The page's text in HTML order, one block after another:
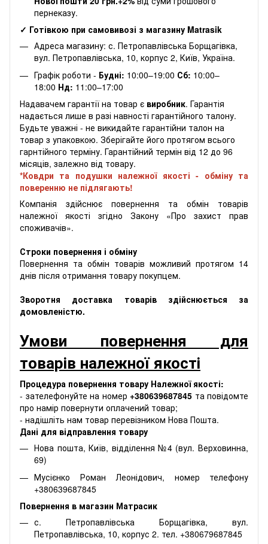
пернеказу.
✓ Готівкою при самовивозі з магазину Matrasik
Адреса магазину: с. Петропавлівська Борщагівка,
вул. Петропавлівська, 10, корпус 2, Київ, Україна.
Графік роботи - Будні: 10:00–19:00 Сб: 10:00–
18:00 Нд: 11:00–17:00
Надавачем гарантії на товар є виробник. Гарантія
надається лише в разі навності гарантійного талону.
Будьте уважні - не викидайте гарантійни талон на
товар з упаковкою. Зберігайте його протягом всього
гарнтійного терміну. Гарантійний термін від 12 до 96
місяців, залежно від товару.
*Ковдри та подушки належної якості - обміну та
поверенню не підлягають!
Компанія здійснює повернення та обмін товарів
належної якості згідно Закону «Про захист прав
споживачів».
Строки повернення і обміну
Повернення та обмін товарів можливий протягом 14
днів після отримання товару покупцем.
Зворотня доставка товарів здійснюється за
домовленістю.
Умови повернення для
товарів належної якості
Процедура повернення товару Належної якості:
- зателефонуйте на номер +380639687845 та повідомте
про намір повернути оплачений товар;
- надішліть нам товар перевізником Нова Пошта.
Дані для відправлення товару
Нова пошта, Київ, відділення №4 (вул. Верховинна,
69)
Мусієнко Роман Леонідович, номер телефону
+380639687845
Повернення в магазин Матрасик
с. Петропавлівська Борщагівка, вул.
Петропавлівська, 10, корпус 2. тел. +380679687845